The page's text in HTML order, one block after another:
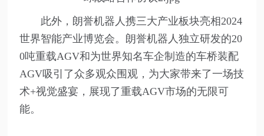
此外，朗誉机器人携三大产业板块亮相2024
世界智能产业博览会。朗誉机器人独立研发的20
0吨重载AGV和为世界知名车企制造的车桥装配
AGV吸引了众多观众围观，为大家带来了一场技
术+视觉盛宴，展现了重载AGV市场的无限可
能。